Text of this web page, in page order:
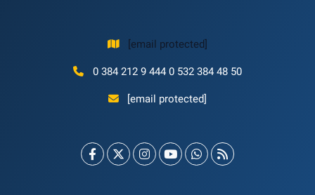
[email protected]
0 384 212 9 444 0 532 384 48 50
[email protected]